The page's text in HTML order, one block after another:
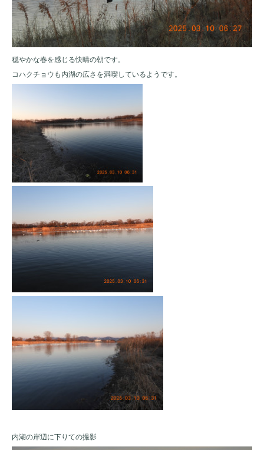
穏やかな春を感じる快晴の朝です。
コハクチョウも内湖の広さを満喫しているようです。
内湖の岸辺に下りての撮影